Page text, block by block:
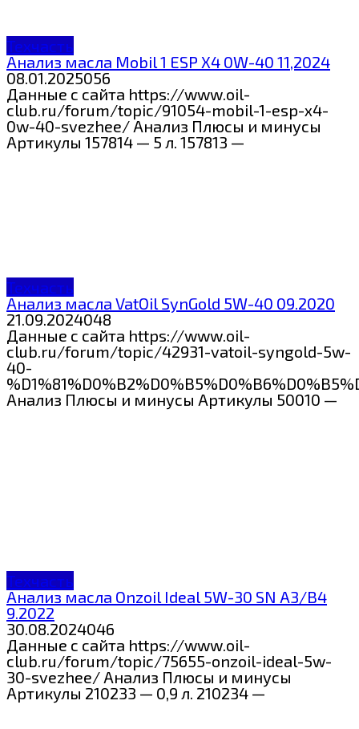
Техчасть
Анализ масла Mobil 1 ESP X4 0W-40 11,2024
08.01.2025056
Данные с сайта https://www.oil-
club.ru/forum/topic/91054-mobil-1-esp-x4-
0w-40-svezhee/ Анализ Плюсы и минусы
Артикулы 157814 — 5 л. 157813 —
Техчасть
Анализ масла VatOil SynGold 5W-40 09.2020
21.09.2024048
Данные с сайта https://www.oil-
club.ru/forum/topic/42931-vatoil-syngold-5w-
40-
Анализ Плюсы и минусы Артикулы 50010 —
Техчасть
Анализ масла Onzoil Ideal 5W-30 SN A3/B4
9.2022
30.08.2024046
Данные с сайта https://www.oil-
club.ru/forum/topic/75655-onzoil-ideal-5w-
30-svezhee/ Анализ Плюсы и минусы
Артикулы 210233 — 0,9 л. 210234 —